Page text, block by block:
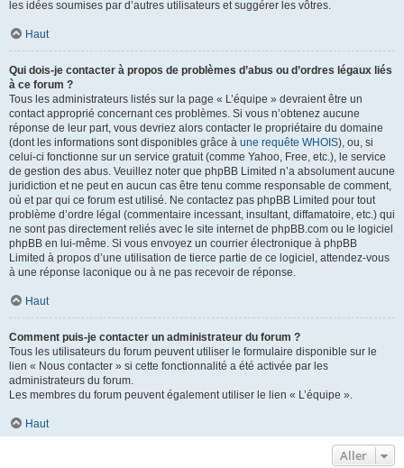
les idées soumises par d’autres utilisateurs et suggérer les vôtres.
Haut
Qui dois-je contacter à propos de problèmes d’abus ou d’ordres légaux liés
à ce forum ?
Tous les administrateurs listés sur la page « L’équipe » devraient être un
contact approprié concernant ces problèmes. Si vous n’obtenez aucune
réponse de leur part, vous devriez alors contacter le propriétaire du domaine
(dont les informations sont disponibles grâce à une requête WHOIS), ou, si
celui-ci fonctionne sur un service gratuit (comme Yahoo, Free, etc.), le service
de gestion des abus. Veuillez noter que phpBB Limited n’a absolument aucune
juridiction et ne peut en aucun cas être tenu comme responsable de comment,
où et par qui ce forum est utilisé. Ne contactez pas phpBB Limited pour tout
problème d’ordre légal (commentaire incessant, insultant, diffamatoire, etc.) qui
ne sont pas directement reliés avec le site internet de phpBB.com ou le logiciel
phpBB en lui-même. Si vous envoyez un courrier électronique à phpBB
Limited à propos d’une utilisation de tierce partie de ce logiciel, attendez-vous
à une réponse laconique ou à ne pas recevoir de réponse.
Haut
Comment puis-je contacter un administrateur du forum ?
Tous les utilisateurs du forum peuvent utiliser le formulaire disponible sur le
lien « Nous contacter » si cette fonctionnalité a été activée par les
administrateurs du forum.
Les membres du forum peuvent également utiliser le lien « L’équipe ».
Haut
Aller